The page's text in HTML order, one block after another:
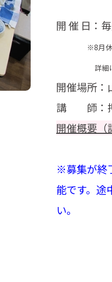
開 催 日：
※8月休講。
詳細は開催
開催場所：
講 師：押
開催概要（
※募集が終
能です。途
い。